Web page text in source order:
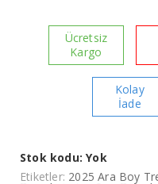
Ücretsiz
Kargo
Kolay
İade
Stok kodu:Yok
Etiketler: 2025 Ara Boy